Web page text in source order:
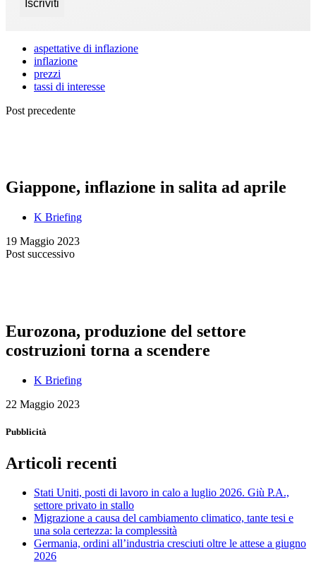
aspettative di inflazione
inflazione
prezzi
tassi di interesse
Post precedente
Giappone, inflazione in salita ad aprile
K Briefing
19 Maggio 2023
Post successivo
Eurozona, produzione del settore
costruzioni torna a scendere
K Briefing
22 Maggio 2023
Pubblicità
Articoli recenti
Stati Uniti, posti di lavoro in calo a luglio 2026. Giù P.A.,
settore privato in stallo
Migrazione a causa del cambiamento climatico, tante tesi e
una sola certezza: la complessità
Germania, ordini all’industria cresciuti oltre le attese a giugno
2026